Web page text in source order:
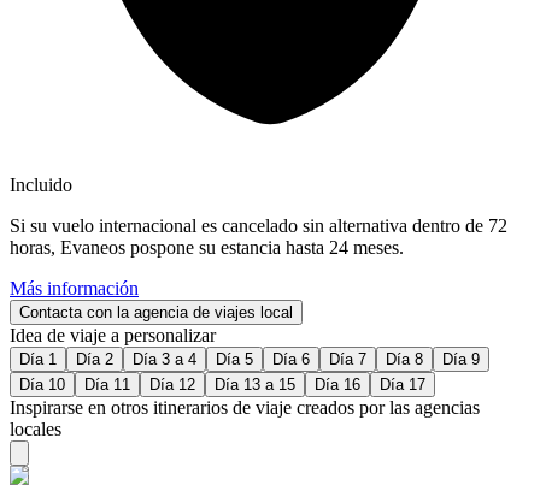
Incluido
Si su vuelo internacional es cancelado sin alternativa dentro de 72
horas, Evaneos pospone su estancia hasta 24 meses.
Más información
Contacta con la agencia de viajes local
Idea de viaje a personalizar
Día 1 Día 2 Día 3 a 4 Día 5 Día 6 Día 7 Día 8
Día 9
Día 10
Día 11 Día 12 Día 13 a 15 Día 16 Día 17
Inspirarse en otros itinerarios de viaje creados por las agencias
locales